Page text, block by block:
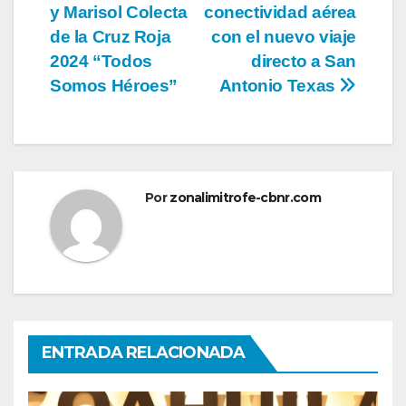
entradas
conectividad aérea
con el nuevo viaje
directo a San
Antonio Texas
y Marisol Colecta
de la Cruz Roja
2024 “Todos
Somos Héroes”
Porzonalimitrofe-cbnr.com
ENTRADA RELACIONADA